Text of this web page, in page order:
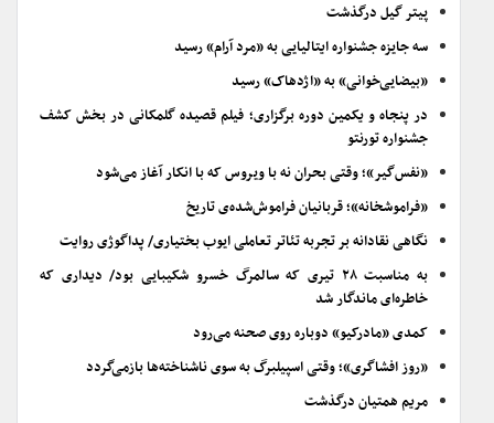
پیتر گیل درگذشت
سه جایزه جشنواره ایتالیایی به «مرد آرام» رسید
«بیضایی‌خوانی» به «اژدهاک» رسید
در پنجاه و یکمین دوره برگزاری؛ فیلم قصیده گلمکانی در بخش کشف
جشنواره تورنتو
«نفس‌گیر»؛ وقتی بحران نه با ویروس که با انکار آغاز می‌شود
«فراموشخانه»؛ قربانیان فراموش‌شده‌ی تاریخ
نگاهی نقادانه بر تجربه تئاتر تعاملی ایوب بختیاری/ پداگوژی روایت
به مناسبت ۲۸ تیری که سالمرگ خسرو شکیبایی بود/ دیداری که
خاطره‌ای ماندگار شد
کمدی «مادرکیو» دوباره روی صحنه می‌رود
«روز افشاگری»؛ وقتی اسپیلبرگ به سوی ناشناخته‌ها بازمی‌گردد
مریم همتیان درگذشت